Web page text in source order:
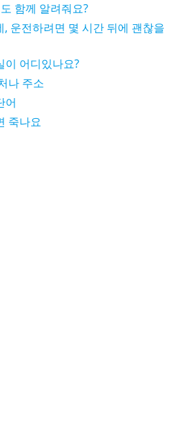
함께 알려줘요?
운전하려면 몇 시간 뒤에 괜찮을
이 어디있나요?
나 주소
어
죽나요